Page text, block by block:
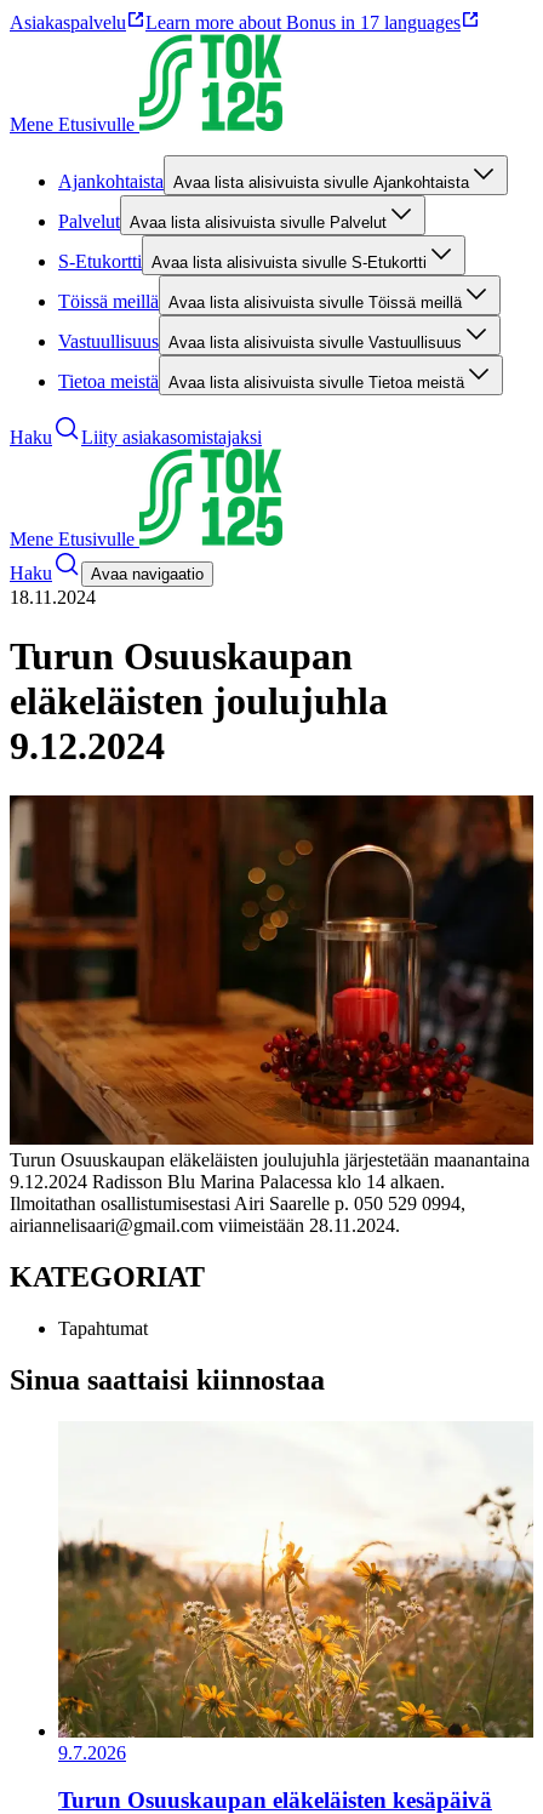
Asiakaspalvelu Learn more about Bonus in 17 languages
Mene Etusivulle
Ajankohtaista Avaa lista alisivuista sivulle Ajankohtaista
Palvelut Avaa lista alisivuista sivulle Palvelut
S-Etukortti Avaa lista alisivuista sivulle S-Etukortti
Töissä meillä Avaa lista alisivuista sivulle Töissä meillä
Vastuullisuus Avaa lista alisivuista sivulle Vastuullisuus
Tietoa meistä Avaa lista alisivuista sivulle Tietoa meistä
Haku Liity asiakasomistajaksi
Mene Etusivulle
Haku
Avaa navigaatio
18.11.2024
Turun Osuuskaupan
eläkeläisten joulujuhla
9.12.2024
Turun Osuuskaupan eläkeläisten joulujuhla järjestetään maanantaina
9.12.2024 Radisson Blu Marina Palacessa klo 14 alkaen.
Ilmoitathan osallistumisestasi Airi Saarelle p. 050 529 0994,
airiannelisaari@gmail.com viimeistään 28.11.2024.
KATEGORIAT
Tapahtumat
Sinua saattaisi kiinnostaa
9.7.2026
Turun Osuuskaupan eläkeläisten kesäpäivä